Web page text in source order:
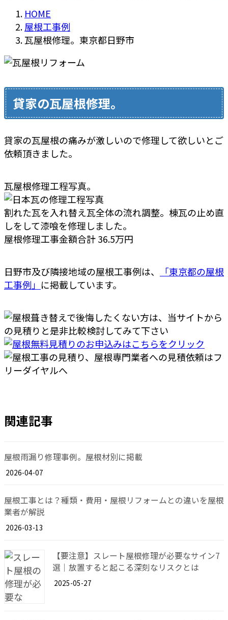
HOME
屋根工事例
瓦屋根修理。東京都日野市
貸家の瓦屋根修理。
貸家の瓦屋根の痛みが激しいので修理して欲しいとご
依頼頂きました。
瓦屋根修理工程写真。
割れた瓦を入れ替え瓦全体の流れ調整。棟瓦の止め直
しをして漆喰を修理しました。
屋根修理工事金額合計 36.5万円
日野市及び隣接地域の屋根工事例は、
「東京都の屋根
工事例」 に掲載しています。
関連記事
屋根雨漏り修理事例。屋根材別に掲載
2026-04-07
屋根工事とは？種類・費用・屋根リフォームとの違いを屋根
業者が解説
2026-03-13
【要注意】スレート屋根修理が必要なサイン7
選｜放置すると起こる深刻なリスクとは
2025-05-27